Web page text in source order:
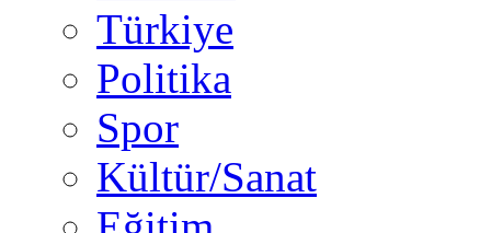
Türkiye
Politika
Spor
Kültür/Sanat